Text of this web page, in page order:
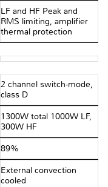
LF and HF Peak and
RMS limiting, amplifier
thermal protection
2 channel switch-mode,
class D
1300W total 1000W LF,
300W HF
89%
External convection
cooled